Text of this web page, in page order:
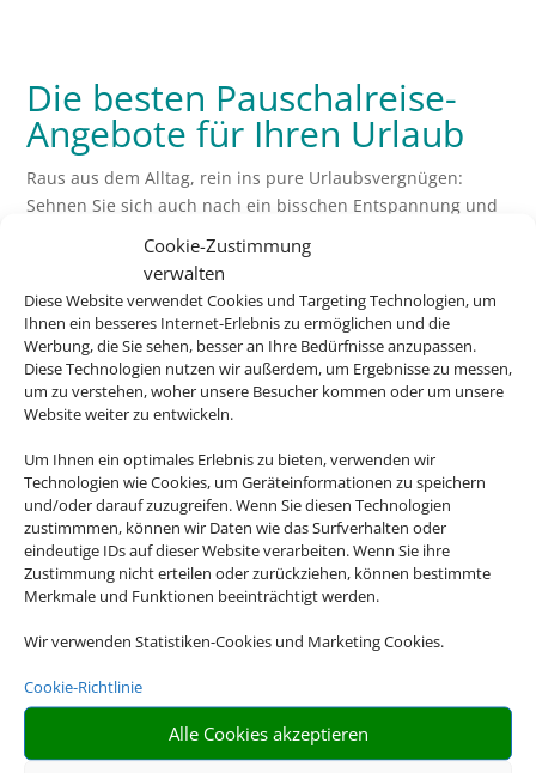
Cookie-Zustimmung
verwalten
Diese Website verwendet Cookies und Targeting Technologien, um
Ihnen ein besseres Internet-Erlebnis zu ermöglichen und die
Werbung, die Sie sehen, besser an Ihre Bedürfnisse anzupassen.
Diese Technologien nutzen wir außerdem, um Ergebnisse zu messen,
um zu verstehen, woher unsere Besucher kommen oder um unsere
Website weiter zu entwickeln.
Um Ihnen ein optimales Erlebnis zu bieten, verwenden wir
Technologien wie Cookies, um Geräteinformationen zu speichern
und/oder darauf zuzugreifen. Wenn Sie diesen Technologien
zustimmmen, können wir Daten wie das Surfverhalten oder
eindeutige IDs auf dieser Website verarbeiten. Wenn Sie ihre
Zustimmung nicht erteilen oder zurückziehen, können bestimmte
Merkmale und Funktionen beeinträchtigt werden.
Wir verwenden Statistiken-Cookies und Marketing Cookies.
Cookie-Richtlinie
Alle Cookies akzeptieren
Die besten Pauschalreise-
Angebote für Ihren Urlaub
Raus aus dem Alltag, rein ins pure Urlaubsvergnügen:
Sehnen Sie sich auch nach ein bisschen Entspannung und
Abwechslung? Wir bringen Sie an die schönsten
Urlaubsziele der Welt – und das zu einem attraktiven Preis.
Buchen Sie jetzt Ihre perfekte Reise!
Z
Sicherheit
Bei einer Pauschalreise sind Sie in sämtlichen Belangen
abgesichert, beispielsweise bei Flugverspätungen oder
Reisewarnungen – ein klarer Vorteil!
Z
Mit professionellen Hygienekonzepten und
Schutzmaßnahmen der Reiseveranstalter vor Ort steht Ihr